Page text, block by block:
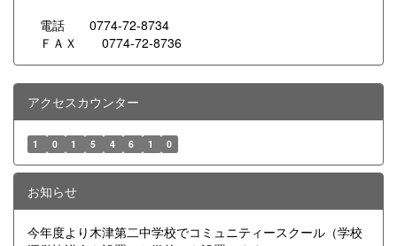
電話 0774-72-8734
ＦＡＸ 0774-72-8736
アクセスカウンター
1 0 1 5 4 6 1 0
お知らせ
今年度より木津第二中学校でコミュニティースクール（学校